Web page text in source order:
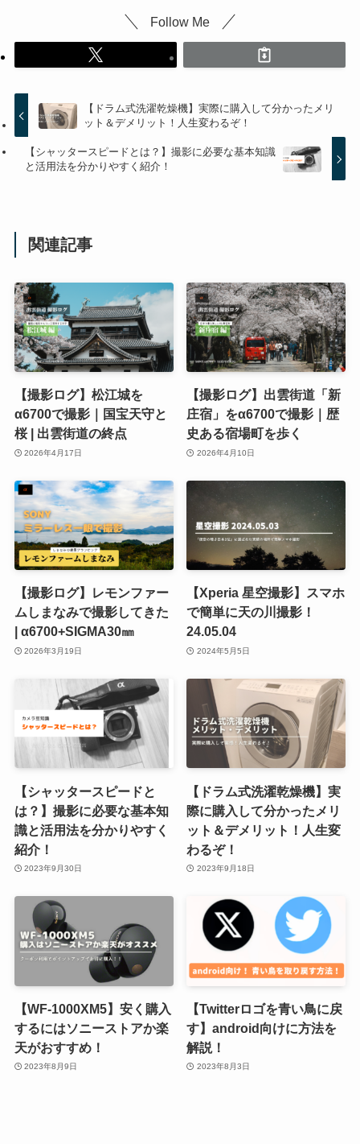
Follow Me
【ドラム式洗濯乾燥機】実際に購入して分かったメリ
ット＆デメリット！人生変わるぞ！
【シャッタースピードとは？】撮影に必要な基本知識
と活用法を分かりやすく紹介！
関連記事
【撮影ログ】松江城を
α6700で撮影｜国宝天守と
桜 | 出雲街道の終点
2026年4月17日
【撮影ログ】出雲街道「新
庄宿」をα6700で撮影｜歴
史ある宿場町を歩く
2026年4月10日
【撮影ログ】レモンファー
ムしまなみで撮影してきた
| α6700+SIGMA30㎜
2026年3月19日
【Xperia 星空撮影】スマホ
で簡単に天の川撮影！
24.05.04
2024年5月5日
【シャッタースピードと
は？】撮影に必要な基本知
識と活用法を分かりやすく
紹介！
2023年9月30日
【ドラム式洗濯乾燥機】実
際に購入して分かったメリ
ット＆デメリット！人生変
わるぞ！
2023年9月18日
【WF-1000XM5】安く購入
するにはソニーストアか楽
天がおすすめ！
2023年8月9日
【Twitterロゴを青い鳥に戻
す】android向けに方法を
解説！
2023年8月3日